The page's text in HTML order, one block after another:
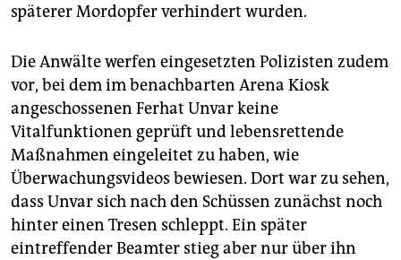
späterer Mordopfer verhindert wurden.
Die Anwälte werfen eingesetzten Polizisten zudem
vor, bei dem im benachbarten Arena Kiosk
angeschossenen Ferhat Unvar keine
Vitalfunktionen geprüft und lebensrettende
Maßnahmen eingeleitet zu haben, wie
Überwachungsvideos bewiesen. Dort war zu sehen,
dass Unvar sich nach den Schüssen zunächst noch
hinter einen Tresen schleppt. Ein später
eintreffender Beamter stieg aber nur über ihn